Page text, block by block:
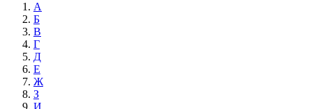
А
Б
В
Г
Д
Е
Ж
З